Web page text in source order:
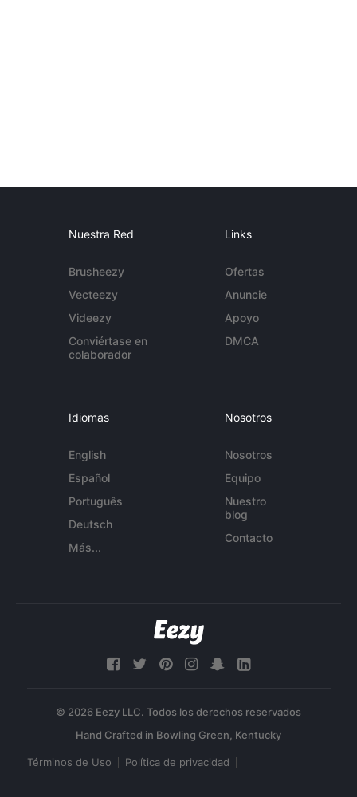
Nuestra Red
Brusheezy
Vecteezy
Videezy
Conviértase en
colaborador
Links
Ofertas
Anuncie
Apoyo
DMCA
Idiomas
English
Español
Português
Deutsch
Más...
Nosotros
Nosotros
Equipo
Nuestro
blog
Contacto
© 2026 Eezy LLC. Todos los derechos reservados
Términos de Uso Política de privacidad